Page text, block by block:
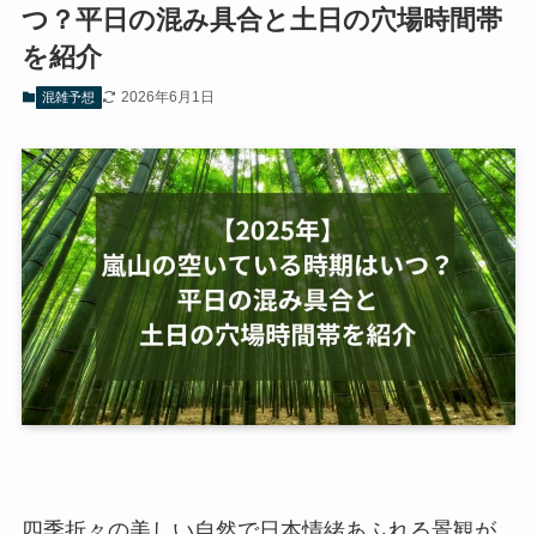
つ？平日の混み具合と土日の穴場時間帯
を紹介
混雑予想 2026年6月1日